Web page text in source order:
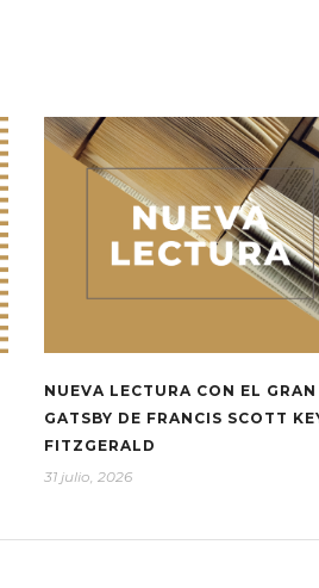
NUEVA LECTURA CON EL GRAN
GATSBY DE FRANCIS SCOTT
FITZGERALD
31 julio, 2026